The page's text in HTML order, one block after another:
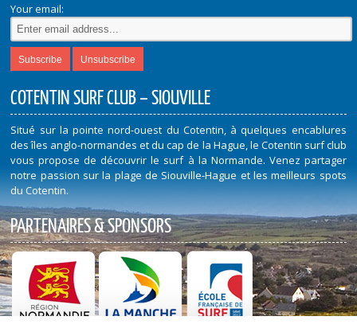
Your email:
COTENTIN SURF CLUB – SIOUVILLE
Situé sur la pointe nord-ouest du Cotentin, à quelques encablures
des îles anglo-normandes et du cap de la Hague, le Cotentin surf club
vous propose de découvrir le surf à la Normande. Venez partager
notre passion sur la plage de Siouville-Hague et les meilleurs spots
du Cotentin.
PARTENAIRES & SPONSORS